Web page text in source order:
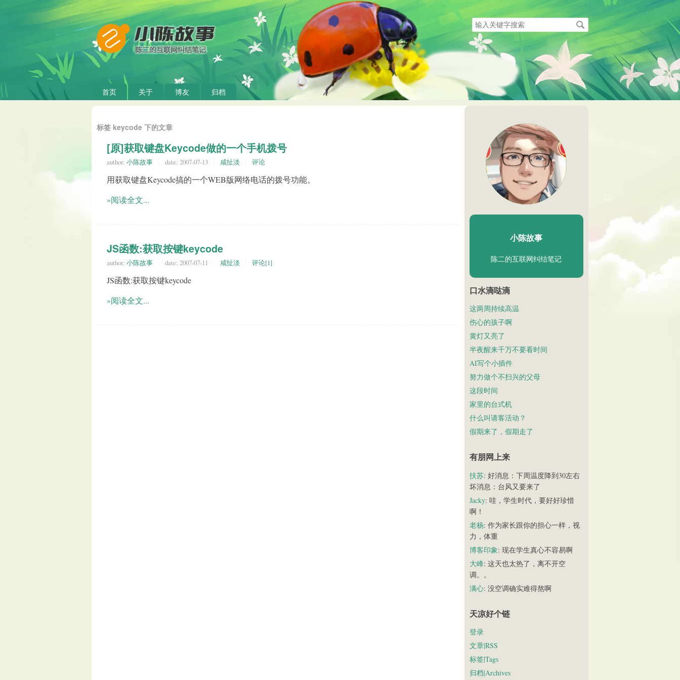
搜
索
关
键
字
首页 关于 博友 归档
标签 keycode 下的文章
[原]获取键盘Keycode做的一个手机拨号
author: 小陈故事 date: 2007-07-13 咸扯淡 评论
用获取键盘Keycode搞的一个WEB版网络电话的拨号功能。
»阅读全文...
JS函数:获取按键keycode
author: 小陈故事 date: 2007-07-11 咸扯淡 评论[1]
JS函数:获取按键keycode
»阅读全文...
陈二Chenèr
小陈故事
陈二的互联网纠结笔记
口水滴哒滴
这两周持续高温
伤心的孩子啊
黄灯又亮了
半夜醒来千万不要看时间
AI写个小插件
努力做个不扫兴的父母
这段时间
家里的台式机
什么叫请客活动？
假期来了，假期走了
有朋网上来
扶苏: 好消息：下周温度降到30左右
坏消息：台风又要来了
Jacky: 哇，学生时代，要好好珍惜
啊！
老杨: 作为家长跟你的担心一样，视
力，体重
博客印象: 现在学生真心不容易啊
大峰: 这天也太热了，离不开空
调。。
满心: 没空调确实难得熬啊
天凉好个链
登录
文章|RSS
标签|Tags
归档|Archives